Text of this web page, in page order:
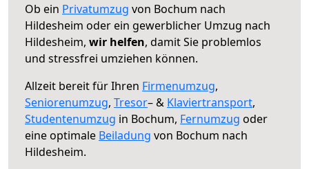
Ob ein Privatumzug von Bochum nach
Hildesheim oder ein gewerblicher Umzug nach
Hildesheim, wir helfen, damit Sie problemlos
und stressfrei umziehen können.
Allzeit bereit für Ihren Firmenumzug,
Seniorenumzug, Tresor– & Klaviertransport,
Studentenumzug in Bochum, Fernumzug oder
eine optimale Beiladung von Bochum nach
Hildesheim.